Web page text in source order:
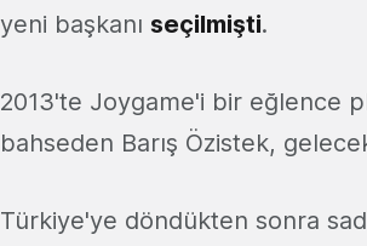
yeni başkanı seçilmişti.
2013'te Joygame'i bir eğlence
bahseden Barış Özistek,
Türkiye'ye döndükten sonra